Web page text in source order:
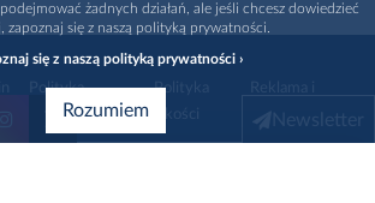
Polityka
prywatności
Polityka
promocja
żadnych działań, ale jeśli chcesz dowiedzieć
zapoznaj się z naszą polityką prywatności.
się z naszą polityką prywatności ›
Rozumiem Newsletter